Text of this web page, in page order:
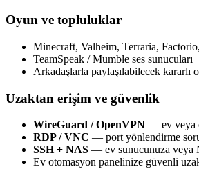
Oyun ve topluluklar
Minecraft, Valheim, Terraria,
TeamSpeak / Mumble ses sunucuları
Arkadaşlarla paylaşılabilecek kararlı
Uzaktan erişim ve güvenlik
WireGuard / OpenVPN — ev veya
RDP / VNC — port yönlendirme
SSH + NAS — ev sunucunuza veya
Ev otomasyon panelinize güvenli